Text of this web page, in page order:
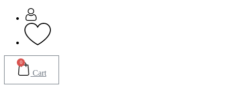
0
Cart